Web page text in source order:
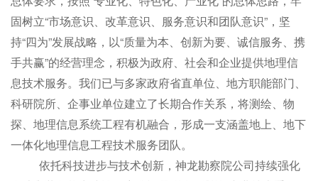
固树立“市场意识、改革意识、服务意识和团队意识”，坚
持“四为”发展战略，以“质量为本、创新为要、诚信服务、携
手共赢”的经营理念，积极为政府、社会和企业提供地理信
息技术服务。我们已与多家政府省直单位、地方职能部门、
科研院所、企事业单位建立了长期合作关系，将测绘、物
探、地理信息系统工程有机融合，形成一支涵盖地上、地下
一体化地理信息工程技术服务团队。
依托科技进步与技术创新，神龙勘察院公司持续强化